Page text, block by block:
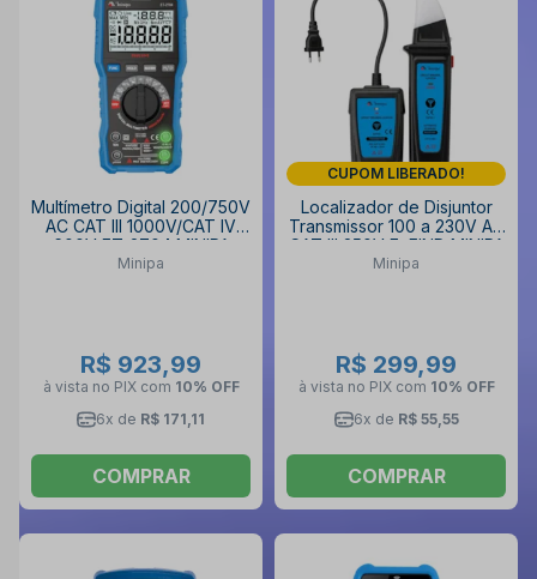
Multímetro Digital 200/750V
AC CAT III 1000V/CAT IV
600V ET-2704 MINIPA
Minipa
R$ 923,99
à vista no PIX com 10% OFF
6x de R$ 171,11
COMPRAR
CUPOM LIBERADO!
Localizador de Disjuntor
Transmissor 100 a 230V AC
CAT III 250V EzFIND MINIPA
Minipa
R$ 299,99
à vista no PIX com 10% OFF
6x de R$ 55,55
COMPRAR